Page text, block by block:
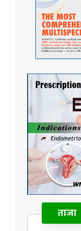
ताजा